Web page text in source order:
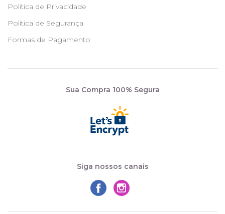
Política de Privacidade
Política de Segurança
Formas de Pagamento
Sua Compra 100% Segura
Siga nossos canais